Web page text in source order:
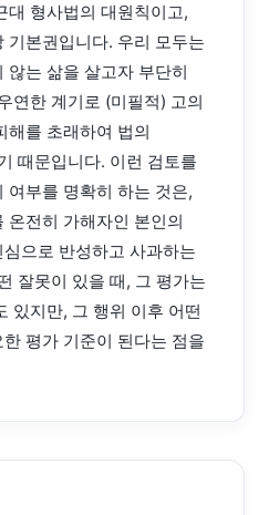
대 형사법의 대원칙이고,
기본권입니다. 우리 모두는
않는 삶을 살고자 부단히
연한 계기로 (미필적) 고의
해를 초래하여 법의
때문입니다. 이런 검토를
여부를 명확히 하는 것은,
온전히 가해자인 본인의
으로 반성하고 사과하는
잘못이 있을 때, 그 평가는
있지만, 그 행위 이후 어떤
평가 기준이 된다는 점을